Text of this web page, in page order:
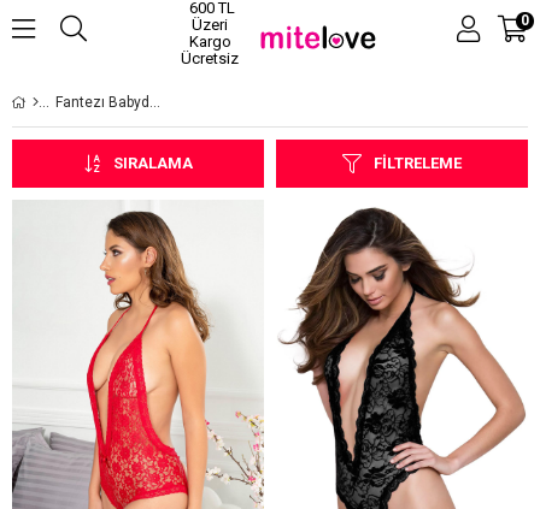
600 TL
Üzeri
Kargo
Ücretsiz
0
Fantezı Babydoll
FILTRELEME
SIRALAMA